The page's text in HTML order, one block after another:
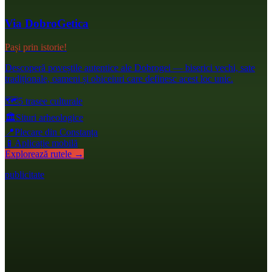
Via DobroGetica
Pași prin istorie!
Descoperă poveștile autentice ale Dobrogei — biserici vechi, sate
tradiționale, oameni și obiceiuri care definesc acest loc unic.
🗺️5 trasee culturale
🏛️Situri arheologice
📍Plecare din Constanța
📱 Aplicație mobilă
Explorează rutele →
publicitate